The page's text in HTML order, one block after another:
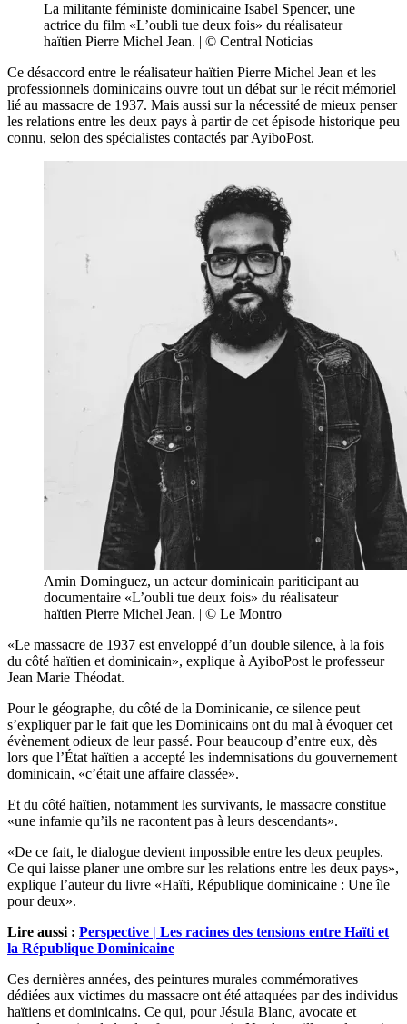
La militante féministe dominicaine Isabel Spencer, une
actrice du film «L’oubli tue deux fois» du réalisateur
haïtien Pierre Michel Jean. | © Central Noticias
Ce désaccord entre le réalisateur haïtien Pierre Michel Jean et les
professionnels dominicains ouvre tout un débat sur le récit mémoriel
lié au massacre de 1937. Mais aussi sur la nécessité de mieux penser
les relations entre les deux pays à partir de cet épisode historique peu
connu, selon des spécialistes contactés par AyiboPost.
Amin Dominguez, un acteur dominicain pariticipant au
documentaire «L’oubli tue deux fois» du réalisateur
haïtien Pierre Michel Jean. | © Le Montro
«Le massacre de 1937 est enveloppé d’un double silence, à la fois
du côté haïtien et dominicain», explique à AyiboPost le professeur
Jean Marie Théodat.
Pour le géographe, du côté de la Dominicanie, ce silence peut
s’expliquer par le fait que les Dominicains ont du mal à évoquer cet
évènement odieux de leur passé. Pour beaucoup d’entre eux, dès
lors que l’État haïtien a accepté les indemnisations du gouvernement
dominicain, «c’était une affaire classée».
Et du côté haïtien, notamment les survivants, le massacre constitue
«une infamie qu’ils ne racontent pas à leurs descendants».
«De ce fait, le dialogue devient impossible entre les deux peuples.
Ce qui laisse planer une ombre sur les relations entre les deux pays»,
explique l’auteur du livre «Haïti, République dominicaine : Une île
pour deux».
Lire aussi : Perspective | Les racines des tensions entre Haïti et
la République Dominicaine
Ces dernières années, des peintures murales commémoratives
dédiées aux victimes du massacre ont été attaquées par des individus
haïtiens et dominicains. Ce qui, pour Jésula Blanc, avocate et